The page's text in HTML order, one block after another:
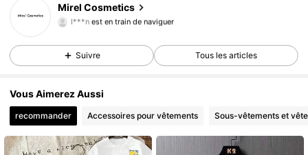
Mirel Cosmetics
4,59
125 Suiveurs
I***nest en train de naviguer
4,59 125 Suiveurs
Suivre Tous les articles
Vous Aimerez Aussi
recommander Accessoires pour vêtements Sous-vêtements et